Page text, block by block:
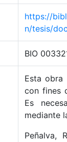
https://
n/tesis/
BIO
Esta obra
con fines
Es
mediante
Peñalva,